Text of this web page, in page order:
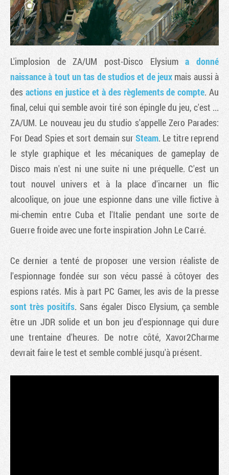
L'implosion de ZA/UM post-Disco Elysiuma donné
naissance à tout un tas de studios et de jeux mais aussi à
des actions en justice et à des règlements de compte. Au
final, celui qui semble avoir tiré son épingle du jeu, c'est ...
ZA/UM. Le nouveau jeu du studio s'appelle Zero Parades:
For Dead Spies et sort demain surSteam. Le titre reprend
le style graphique et les mécaniques de gameplay de
Disco mais n'est ni une suite ni une préquelle. C'est un
tout nouvel univers et à la place d'incarner un flic
alcoolique, on joue une espionne dans une ville fictive à
mi-chemin entre Cuba et l'Italie pendant une sorte de
Guerre froide avec une forte inspiration John Le Carré.
Ce dernier a tenté de proposer une version réaliste de
l'espionnage fondée sur son vécu passé à côtoyer des
espions ratés. Mis à part PC Gamer, les avis de la presse
sont très positifs. Sans égaler Disco Elysium, ça semble
être un JDR solide et un bon jeu d'espionnage qui dure
une trentaine d'heures. De notre côté, Xavor2Charme
devrait faire le test et semble comblé jusqu'à présent.
Tribune